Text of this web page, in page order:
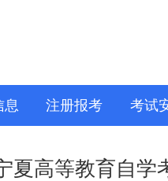
息 注册报考 考试
夏高等教育自学